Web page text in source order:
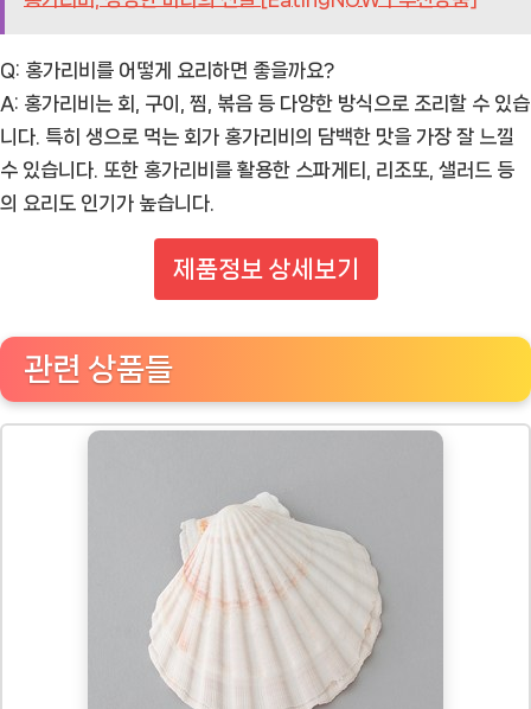
Q: 홍가리비를 어떻게 요리하면 좋을까요?
A: 홍가리비는 회, 구이, 찜, 볶음 등 다양한 방식으로 조리할 수 있습
니다. 특히 생으로 먹는 회가 홍가리비의 담백한 맛을 가장 잘 느낄
수 있습니다. 또한 홍가리비를 활용한 스파게티, 리조또, 샐러드 등
의 요리도 인기가 높습니다.
제품정보 상세보기
관련 상품들